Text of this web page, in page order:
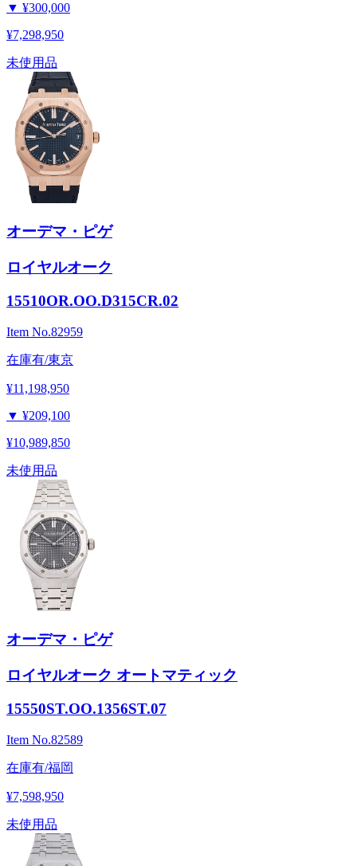
▼ ¥300,000
¥7,298,950
未使用品
オーデマ・ピゲ
ロイヤルオーク
15510OR.OO.D315CR.02
Item No.82959
在庫有/東京
¥11,198,950
▼ ¥209,100
¥10,989,850
未使用品
オーデマ・ピゲ
ロイヤルオーク オートマティック
15550ST.OO.1356ST.07
Item No.82589
在庫有/福岡
¥7,598,950
未使用品